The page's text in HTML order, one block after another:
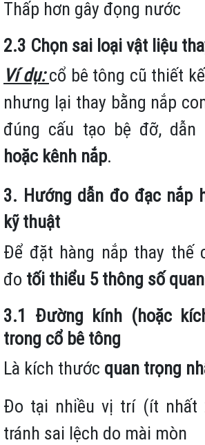
Thấp hơn gây đọng nước
2.3 Chọn sai loại vật liệu
Ví dụ:cổ bê tông cũ thiết
nhưng lại thay bằng nắp
đúng cấu tạo bệ đỡ, dẫn
hoặc kênh nắp.
3. Hướng dẫn đo đạc nắp
kỹ thuật
Để đặt hàng nắp thay thế
đo tối thiểu 5 thông số
3.1 Đường kính (hoặc
trong cổ bê tông
Là kích thước quan trọng
Đo tại nhiều vị trí (ít nhất
tránh sai lệch do mài mòn